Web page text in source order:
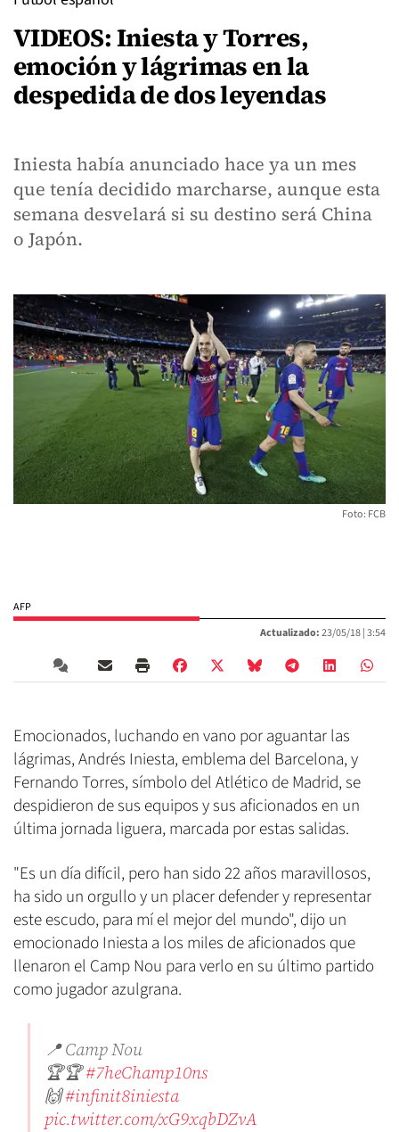
VIDEOS: Iniesta y Torres,
emoción y lágrimas en la
despedida de dos leyendas
Iniesta había anunciado hace ya un mes
que tenía decidido marcharse, aunque esta
semana desvelará si su destino será China
o Japón.
Foto: FCB
AFP
Actualizado:23/05/18 |3:54
Emocionados, luchando en vano por aguantar las
lágrimas, Andrés Iniesta, emblema del Barcelona, y
Fernando Torres, símbolo del Atlético de Madrid, se
despidieron de sus equipos y sus aficionados en un
última jornada liguera, marcada por estas salidas.
"Es un día difícil, pero han sido 22 años maravillosos,
ha sido un orgullo y un placer defender y representar
este escudo, para mí el mejor del mundo", dijo un
emocionado Iniesta a los miles de aficionados que
llenaron el Camp Nou para verlo en su último partido
como jugador azulgrana.
📍 Camp Nou
🏆🏆#7heChamp10ns
🙌#infinit8iniesta
pic.twitter.com/xG9xqbDZvA